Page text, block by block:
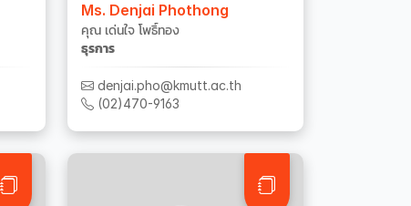
Ms. Denjai Phothong
คุณ เด่นใจ โพธิ์ทอง
ธุรการ
denjai.pho@kmutt.ac.th
(02)470-9163